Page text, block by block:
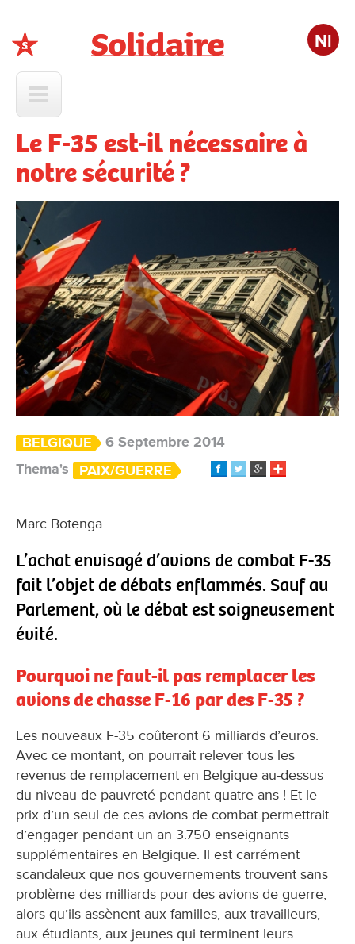
Nl
Le F-35 est-il nécessaire à
notre sécurité ?
BELGIQUE
6 Septembre 2014
Thema's
PAIX/GUERRE
Marc Botenga
L’achat envisagé d’avions de combat F-35
fait l’objet de débats enflammés. Sauf au
Parlement, où le débat est soigneusement
évité.
Pourquoi ne faut-il pas remplacer les
avions de chasse F-16 par des F-35 ?
Les nouveaux F-35 coûteront 6 milliards d’euros.
Avec ce montant, on pourrait relever tous les
revenus de remplacement en Belgique au-dessus
du niveau de pauvreté pendant quatre ans ! Et le
prix d’un seul de ces avions de combat permettrait
d’engager pendant un an 3.750 enseignants
supplémentaires en Belgique. Il est carrément
scandaleux que nos gouvernements trouvent sans
problème des milliards pour des avions de guerre,
alors qu’ils assènent aux familles, aux travailleurs,
aux étudiants, aux jeunes qui terminent leurs